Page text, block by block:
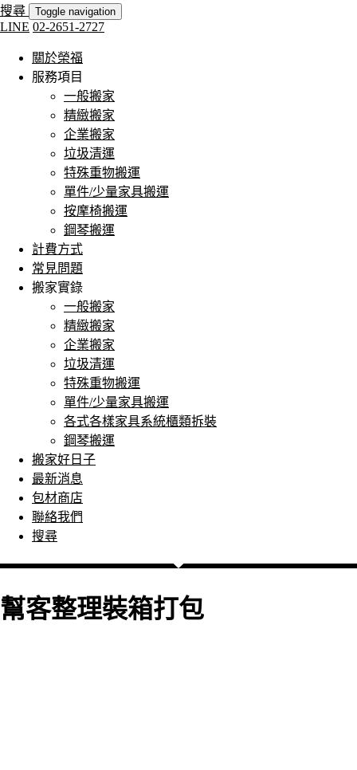
搜尋 Toggle navigation
LINE 02-2651-2727
關於榮福
服務項目
一般搬家
精緻搬家
企業搬家
垃圾清運
特殊重物搬運
單件/少量家具搬運
按摩椅搬運
鋼琴搬運
計費方式
常見問題
搬家實錄
一般搬家
精緻搬家
企業搬家
垃圾清運
特殊重物搬運
單件/少量家具搬運
各式各樣家具系統櫃類拆裝
鋼琴搬運
搬家好日子
最新消息
包材商店
聯絡我們
搜尋
幫客整理裝箱打包